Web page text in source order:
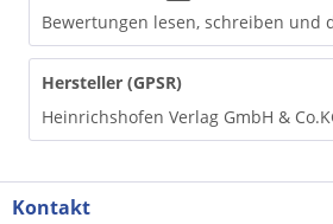
Bewertungen lesen, schreiben und
Hersteller (GPSR)
Heinrichshofen Verlag GmbH &
Kontakt